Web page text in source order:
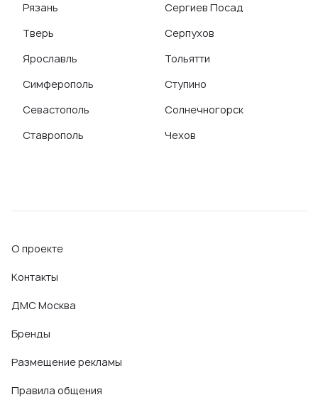
Рязань
Тверь
Ярославль
Симферополь
Севастополь
Ставрополь
Сергиев Посад
Серпухов
Тольятти
Ступино
Солнечногорск
Чехов
О проекте
Контакты
ДМС Москва
Бренды
Размещение рекламы
Правила общения